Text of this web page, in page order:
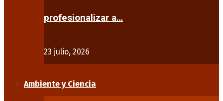
profesionalizar a…
23 julio, 2026
Ambiente y Ciencia